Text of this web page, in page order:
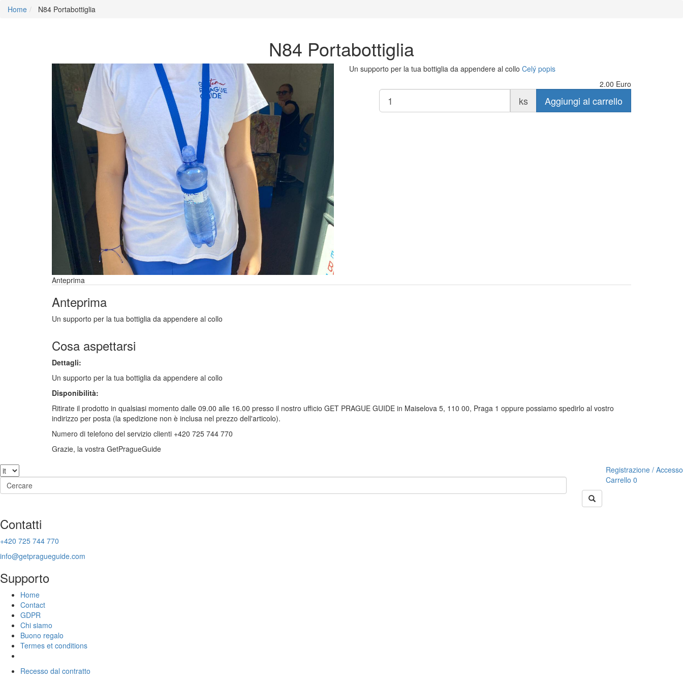
Home N84 Portabottiglia
N84 Portabottiglia
Un supporto per la tua bottiglia da appendere al collo Celý popis
2.00 Euro
ks Aggiungi al carrello
Anteprima
Anteprima
Un supporto per la tua bottiglia da appendere al collo
Cosa aspettarsi
Dettagli:
Un supporto per la tua bottiglia da appendere al collo
Disponibilità:
Ritirate il prodotto in qualsiasi momento dalle 09.00 alle 16.00 presso il nostro ufficio GET PRAGUE GUIDE in Maiselova 5, 110 00, Praga 1 oppure possiamo spedirlo al vostro
indirizzo per posta (la spedizione non è inclusa nel prezzo dell'articolo).
Numero di telefono del servizio clienti +420 725 744 770
Grazie, la vostra GetPragueGuide
Registrazione / Accesso
Carrello 0
Contatti
+420 725 744 770
info@getpragueguide.com
Supporto
Home
Contact
GDPR
Chi siamo
Buono regalo
Termes et conditions
Recesso dal contratto